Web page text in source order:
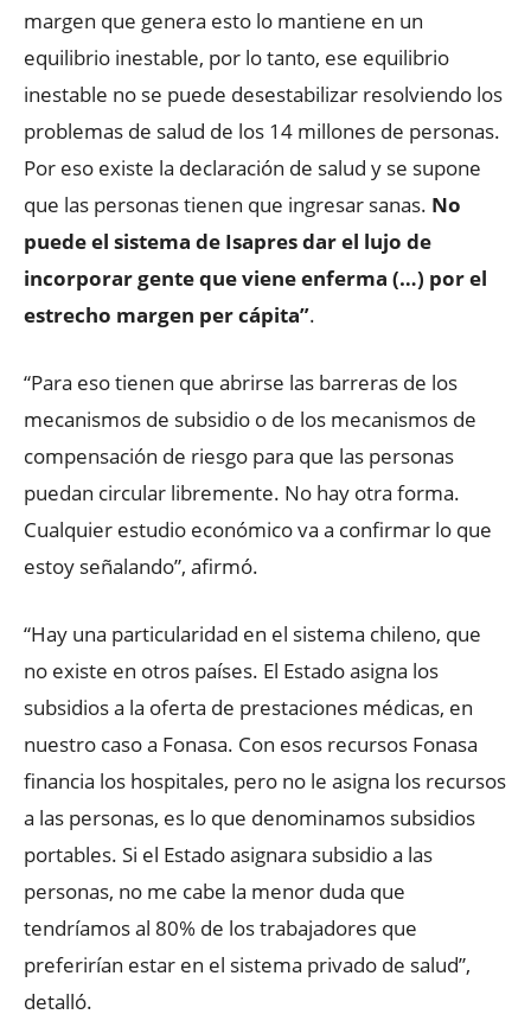
margen que genera esto lo mantiene en un
equilibrio inestable, por lo tanto, ese equilibrio
inestable no se puede desestabilizar resolviendo los
problemas de salud de los 14 millones de personas.
Por eso existe la declaración de salud y se supone
que las personas tienen que ingresar sanas. No
puede el sistema de Isapres dar el lujo de
incorporar gente que viene enferma (…) por el
estrecho margen per cápita”.
“Para eso tienen que abrirse las barreras de los
mecanismos de subsidio o de los mecanismos de
compensación de riesgo para que las personas
puedan circular libremente. No hay otra forma.
Cualquier estudio económico va a confirmar lo que
estoy señalando”, afirmó.
“Hay una particularidad en el sistema chileno, que
no existe en otros países. El Estado asigna los
subsidios a la oferta de prestaciones médicas, en
nuestro caso a Fonasa. Con esos recursos Fonasa
financia los hospitales, pero no le asigna los recursos
a las personas, es lo que denominamos subsidios
portables. Si el Estado asignara subsidio a las
personas, no me cabe la menor duda que
tendríamos al 80% de los trabajadores que
preferirían estar en el sistema privado de salud”,
detalló.